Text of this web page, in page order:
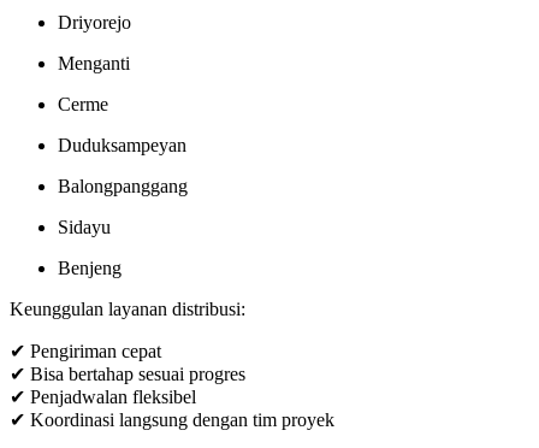
Driyorejo
Menganti
Cerme
Duduksampeyan
Balongpanggang
Sidayu
Benjeng
Keunggulan layanan distribusi:
✔ Pengiriman cepat
✔ Bisa bertahap sesuai progres
✔ Penjadwalan fleksibel
✔ Koordinasi langsung dengan tim proyek